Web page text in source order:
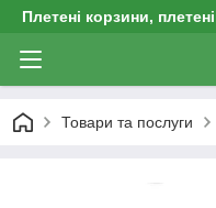
Плетені корзини,
Товари та послуги